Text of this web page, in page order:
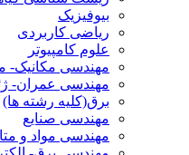
بیوفیزیک
ریاضی کاربردی
علوم کامپیوتر
مهندسی مکانیک-
مهندسی عمران-
برق(کلیه رشته ها)
مهندسی صنایع
مهندسی مواد و